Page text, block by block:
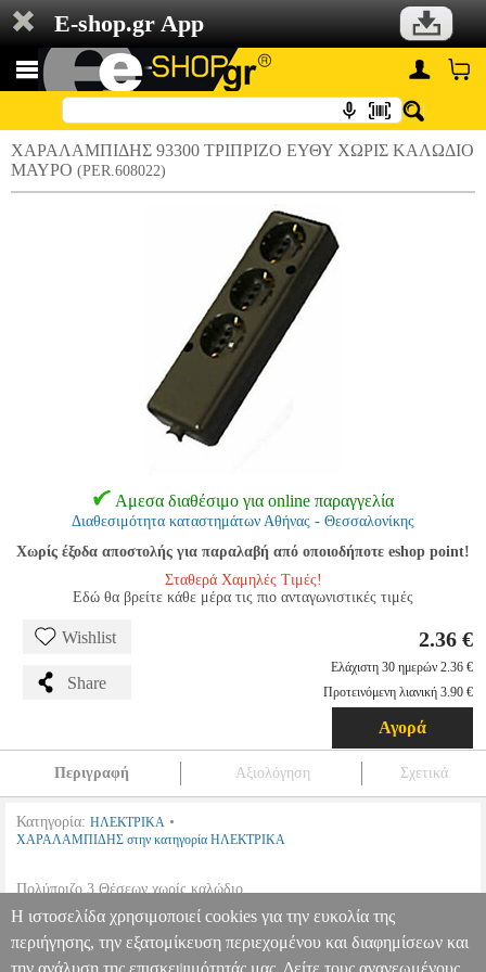
E-shop.gr App
ΧΑΡΑΛΑMΠΙΔΗΣ 93300 ΤΡΙΠΡΙΖΟ ΕΥΘΥ ΧΩΡΙΣ ΚΑΛΩΔΙΟ
ΜΑΥΡΟ (PER.608022)
Αμεσα διαθέσιμο για online παραγγελία
Διαθεσιμότητα καταστημάτων Αθήνας - Θεσσαλονίκης
Χωρίς έξοδα αποστολής για παραλαβή από οποιοδήποτε eshop point!
Σταθερά Χαμηλές Τιμές!
Εδώ θα βρείτε κάθε μέρα τις πιο ανταγωνιστικές τιμές
Wishlist
Share
2.36 €
Ελάχιστη 30 ημερών 2.36 €
Προτεινόμενη λιανική 3.90 €
Αγορά
Περιγραφή Αξιολόγηση Σχετικά
Κατηγορία: ΗΛΕΚΤΡΙΚΑ •
ΧΑΡΑΛΑΜΠΙΔΗΣ στην κατηγορία ΗΛΕΚΤΡΙΚΑ
Πολύπριζο 3 Θέσεων χωρίς καλώδιο.
•
Αριθμός Πριζών:
3 - Schuko.
• Χρώμα:Μάυρο
Η ιστοσελίδα χρησιμοποιεί cookies για την ευκολία της
περιήγησης, την εξατομίκευση περιεχομένου και διαφημίσεων και
την ανάλυση της επισκεψιμότητάς μας. Δείτε τους ανανεωμένους